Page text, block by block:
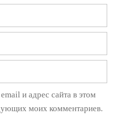
и адрес сайта в этом
моих комментариев.